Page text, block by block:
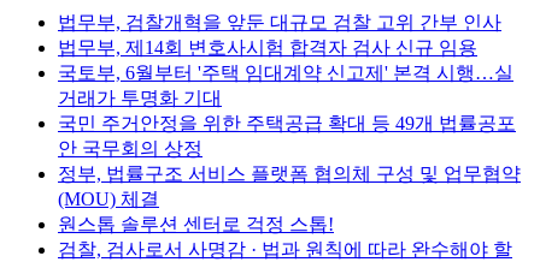
법무부, 검찰개혁을 앞둔 대규모 검찰 고위 간부 인사
법무부, 제14회 변호사시험 합격자 검사 신규 임용
국토부, 6월부터 '주택 임대계약 신고제' 본격 시행…실
거래가 투명화 기대
국민 주거안정을 위한 주택공급 확대 등 49개 법률공포
안 국무회의 상정
정부, 법률구조 서비스 플랫폼 협의체 구성 및 업무협약
(MOU) 체결
원스톱 솔루션 센터로 걱정 스톱!
검찰, 검사로서 사명감 · 법과 원칙에 따라 완수해야 할